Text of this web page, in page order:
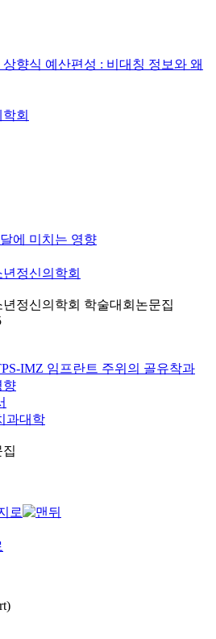
향식 예산편성 : 비대칭 정보와 왜
회
에 미치는 영향
정신의학회
정신의학회 학술대회논문집
IMZ 임프란트 주위의 골유착과
향
과대학